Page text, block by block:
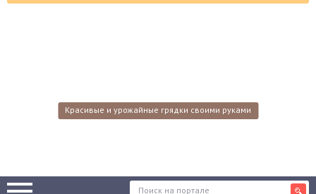
Красивые и урожайные грядки своими руками